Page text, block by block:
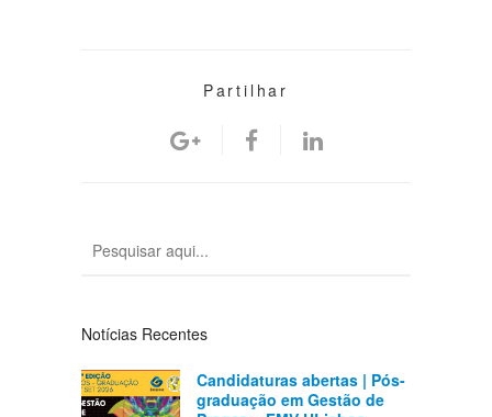
Partilhar
Notícias Recentes
Candidaturas abertas | Pós-
graduação em Gestão de